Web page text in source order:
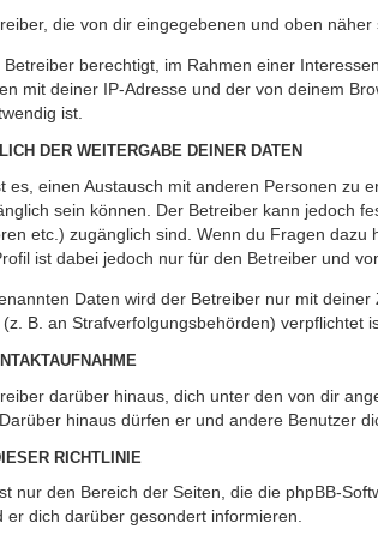
die von dir eingegebenen und oben
berechtigt, im Rahmen einer
mit deiner IP-Adresse und der von deinem
ist.
DER WEITERGABE DEINER DATEN
es, einen Austausch mit anderen Personen zu
sein können. Der Betreiber kann jedoch
etc.) zugänglich sind. Wenn du Fragen
ist dabei jedoch nur für den Betreiber und
Daten wird der Betreiber nur mit
B. an Strafverfolgungsbehörden) verpflichtet
darüber hinaus, dich unter den von dir
hinaus dürfen er und andere Benutzer
RICHTLINIE
nur den Bereich der Seiten, die die phpBB-
er dich darüber gesondert informieren.